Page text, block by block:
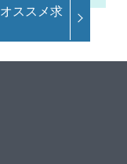
ススメ求